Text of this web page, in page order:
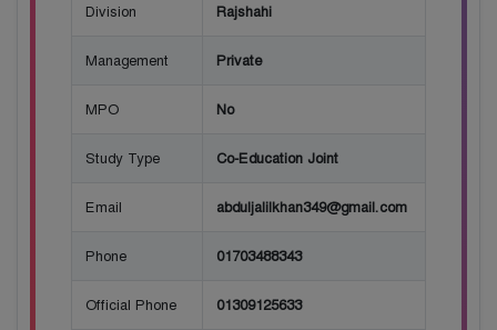
Division Rajshahi
Management Private
MPO No
Study Type Co-Education Joint
Email abduljalilkhan349@gmail.com
Phone 01703488343
Official Phone 01309125633